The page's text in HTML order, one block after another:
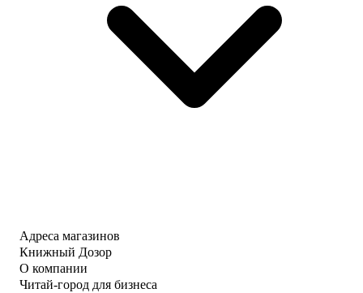
Адреса магазинов
Книжный Дозор
О компании
Читай-город для бизнеса